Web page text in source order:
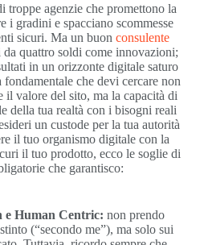
troppe agenzie che promettono la
i gradini e spacciano scommesse
sicuri. Ma un buon consulente
quattro soldi come innovazioni;
in un orizzonte digitale saturo
che devi cercare non
valore del sito, ma la capacità di
della tua realtà con i bisogni reali
un custode per la tua autorità
il tuo organismo digitale con la
il tuo prodotto, ecco le soglie di
che garantisco:
e Human Centric: non prendo
(“secondo me”), ma solo sui